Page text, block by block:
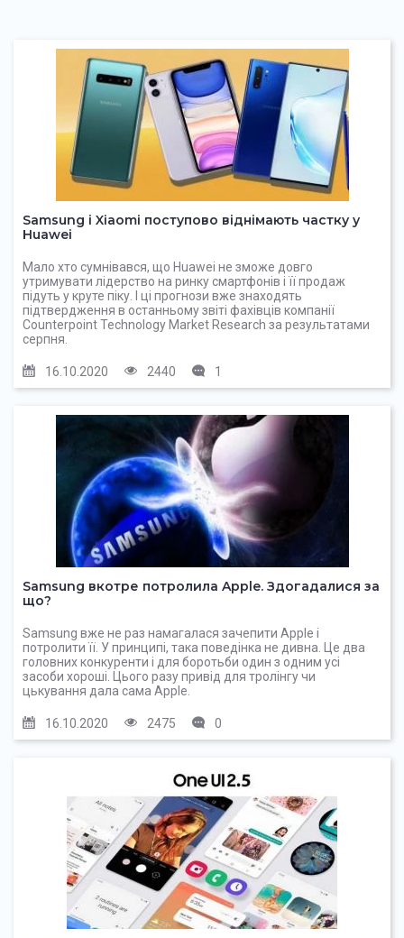
Samsung і Xiaomi поступово віднімають частку у
Huawei
Мало хто сумнівався, що Huawei не зможе довго
утримувати лідерство на ринку смартфонів і її продаж
підуть у круте піку. І ці прогнози вже знаходять
підтвердження в останньому звіті фахівців компанії
Counterpoint Technology Market Research за результатами
серпня.
16.10.2020 2440 1
Samsung вкотре потролила Apple. Здогадалися за
що?
Samsung вже не раз намагалася зачепити Apple і
потролити її. У принципі, така поведінка не дивна. Це два
головних конкуренти і для боротьби один з одним усі
засоби хороші. Цього разу привід для тролінгу чи
цькування дала сама Apple.
16.10.2020 2475 0